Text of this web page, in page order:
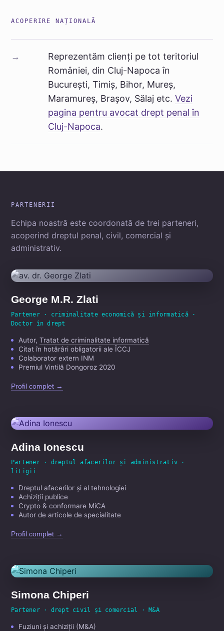
ACOPERIRE NAȚIONALĂ
→
Reprezentăm clienți pe tot teritoriul
României, din Cluj-Napoca în
București, Timiș, Bihor, Mureș,
Maramureș, Brașov, Sălaj etc. Vezi
pagina pentru avocat drept penal în
Cluj-Napoca.
PARTENERII
Echipa noastră este coordonată de trei parteneri,
acoperind dreptul penal, civil, comercial și
administrativ.
George M.R. Zlati
Partener · criminalitate economică și informatică ·
Doctor în drept
Autor, Tratat de criminalitate informatică
Citat în hotărâri obligatorii ale ÎCCJ
Colaborator extern INM
Premiul Vintilă Dongoroz 2020
Profil complet →
Adina Ionescu
Partener · dreptul afacerilor și administrativ ·
litigii
Dreptul afacerilor și al tehnologiei
Achiziții publice
Crypto & conformare MiCA
Autor de articole de specialitate
Profil complet →
Simona Chiperi
Partener · drept civil și comercial · M&A
Fuziuni și achiziții (M&A)